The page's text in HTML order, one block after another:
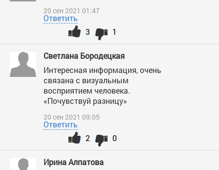
20 сен 2021 01:47
Ответить
1
3
Светлана Бородецкая
Интересная информация, очень
связана с визуальным
восприятием человека.
«Почувствуй разницу»
20 сен 2021 09:05
Ответить
0
2
Ирина Алпатова